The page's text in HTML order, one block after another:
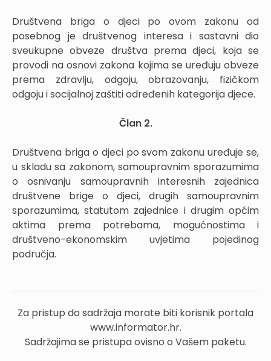
Društvena briga o djeci po ovom zakonu od
posebnog je društvenog interesa i sastavni dio
sveukupne obveze društva prema djeci, koja se
provodi na osnovi zakona kojima se uređuju obveze
prema zdravlju, odgoju, obrazovanju, fizičkom
odgoju i socijalnoj zaštiti određenih kategorija djece.
Član 2.
Društvena briga o djeci po svom zakonu uređuje se,
u skladu sa zakonom, samoupravnim sporazumima
o osnivanju samoupravnih interesnih zajednica
društvene brige o djeci, drugih samoupravnim
sporazumima, statutom zajednice i drugim općim
aktima prema potrebama, mogućnostima i
društveno-ekonomskim uvjetima pojedinog
područja.
Za pristup do sadržaja morate biti korisnik portala
www.informator.hr.
Sadržajima se pristupa ovisno o Vašem paketu.